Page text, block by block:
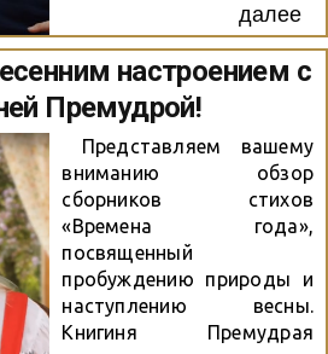
побед. Здесь вас ждет
подборка книг и
журналов об истории
первого полета человека
в...
даты, и наша библиотека
имени Л. Н. Толстого
превратилась в
настоящую космическую
знаменательного
события библиотека им.
Л. Н. Толстого
превратилась в
настоящую космическую
станцию – у нас прошла
увлекательная игра-
путешествие «Поехали!».
далее
настроением с
Премудрой!
Представляем вашему
вниманию обзор
сборников стихов
«Времена года»,
посвященный
пробуждению природы и
наступлению весны.
Книгиня Премудрая